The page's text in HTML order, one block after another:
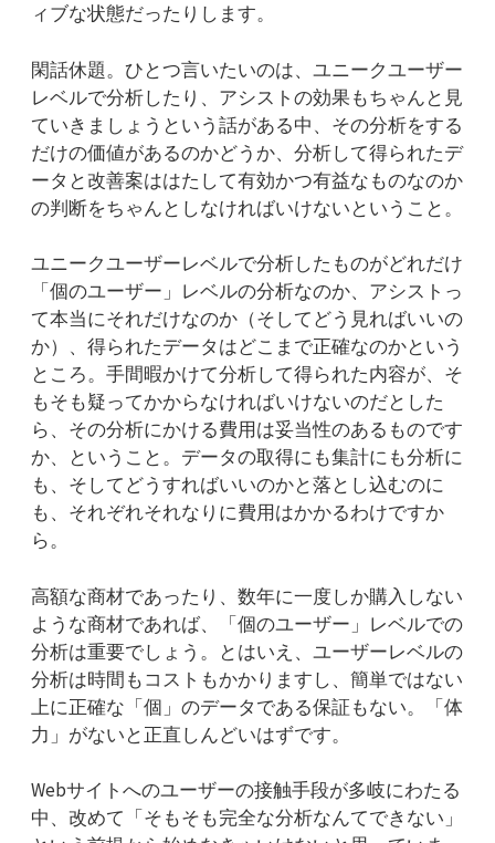
ィブな状態だったりします。
閑話休題。ひとつ言いたいのは、ユニークユーザー
レベルで分析したり、アシストの効果もちゃんと見
ていきましょうという話がある中、その分析をする
だけの価値があるのかどうか、分析して得られたデ
ータと改善案ははたして有効かつ有益なものなのか
の判断をちゃんとしなければいけないということ。
ユニークユーザーレベルで分析したものがどれだけ
「個のユーザー」レベルの分析なのか、アシストっ
て本当にそれだけなのか（そしてどう見ればいいの
か）、得られたデータはどこまで正確なのかという
ところ。手間暇かけて分析して得られた内容が、そ
もそも疑ってかからなければいけないのだとした
ら、その分析にかける費用は妥当性のあるものです
か、ということ。データの取得にも集計にも分析に
も、そしてどうすればいいのかと落とし込むのに
も、それぞれそれなりに費用はかかるわけですか
ら。
高額な商材であったり、数年に一度しか購入しない
ような商材であれば、「個のユーザー」レベルでの
分析は重要でしょう。とはいえ、ユーザーレベルの
分析は時間もコストもかかりますし、簡単ではない
上に正確な「個」のデータである保証もない。「体
力」がないと正直しんどいはずです。
Webサイトへのユーザーの接触手段が多岐にわたる
中、改めて「そもそも完全な分析なんてできない」